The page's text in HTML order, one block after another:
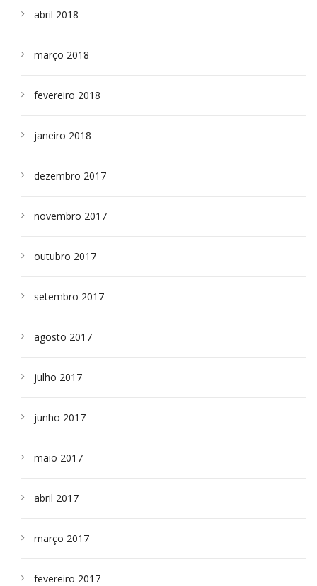
abril 2018
março 2018
fevereiro 2018
janeiro 2018
dezembro 2017
novembro 2017
outubro 2017
setembro 2017
agosto 2017
julho 2017
junho 2017
maio 2017
abril 2017
março 2017
fevereiro 2017